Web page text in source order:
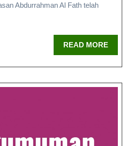
Abdurrahman Al Fath telah
READ MORE